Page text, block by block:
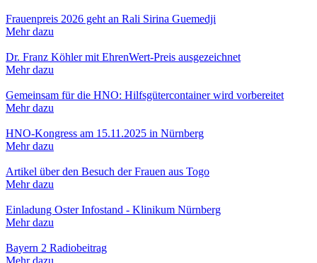
Frauenpreis 2026 geht an Rali Sirina Guemedji
Mehr dazu
Dr. Franz Köhler mit EhrenWert-Preis ausgezeichnet
Mehr dazu
Gemeinsam für die HNO: Hilfsgütercontainer wird vorbereitet
Mehr dazu
HNO-Kongress am 15.11.2025 in Nürnberg
Mehr dazu
Artikel über den Besuch der Frauen aus Togo
Mehr dazu
Einladung Oster Infostand - Klinikum Nürnberg
Mehr dazu
Bayern 2 Radiobeitrag
Mehr dazu